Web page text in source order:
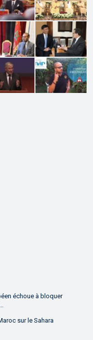
échoue à bloquer
sur le Sahara